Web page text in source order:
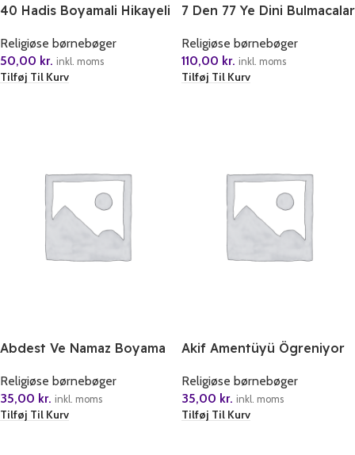
40 Hadis Boyamali Hikayeli
Religiøse børnebøger
50,00 kr. inkl. moms
Tilføj Til Kurv
7 Den 77 Ye Dini Bulmacalar
Religiøse børnebøger
110,00 kr. inkl. moms
Tilføj Til Kurv
Abdest Ve Namaz Boyama
Religiøse børnebøger
35,00 kr. inkl. moms
Tilføj Til Kurv
Akif Amentüyü Ögreniyor
Religiøse børnebøger
35,00 kr. inkl. moms
Tilføj Til Kurv